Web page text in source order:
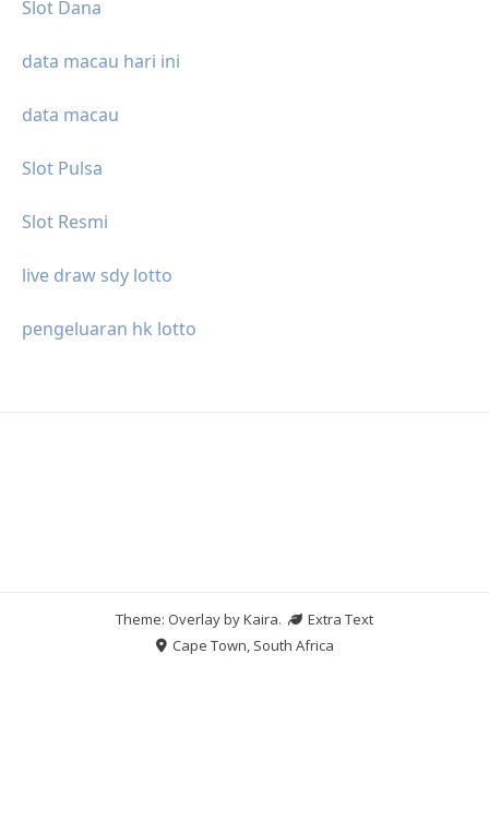
Slot Dana
data macau hari ini
data macau
Slot Pulsa
Slot Resmi
live draw sdy lotto
pengeluaran hk lotto
Theme: Overlay byKaira.
Extra Text
Cape Town, South Africa